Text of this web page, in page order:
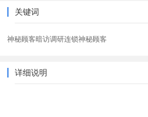
关键词
神秘顾客暗访调研连锁神秘顾客
详细说明